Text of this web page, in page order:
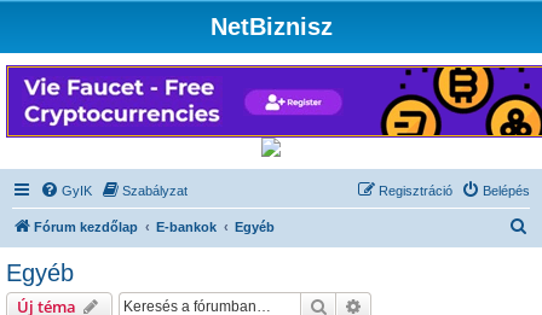
NetBiznisz
GyIK Szabályzat Belépés
Regisztráció
Fórum kezdőlap E-bankok Egyéb
Egyéb
Új téma Keresés